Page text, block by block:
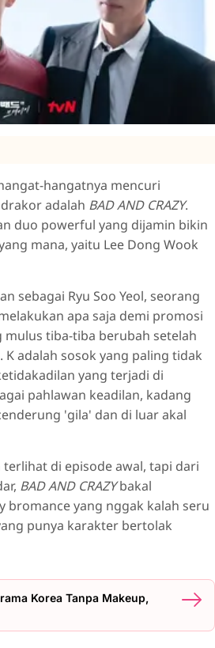
hangatnya mencuri
adalah BAD AND CRAZY.
duo powerful yang dijamin bikin
mana, yaitu Lee Dong Wook
sebagai Ryu Soo Yeol, seorang
apa saja demi promosi
mulus tiba-tiba berubah setelah
K adalah sosok yang paling tidak
yang terjadi di
pahlawan keadilan, kadang
'gila' dan di luar akal
di episode awal, tapi dari
BAD AND CRAZYbakal
bromance yang nggak kalah seru
punya karakter bertolak
Korea Tanpa Makeup,